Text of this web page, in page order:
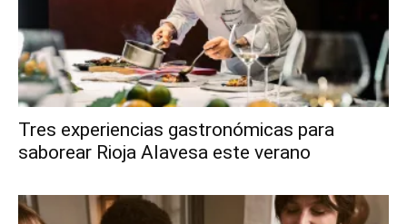
Tres experiencias gastronómicas para
saborear Rioja Alavesa este verano